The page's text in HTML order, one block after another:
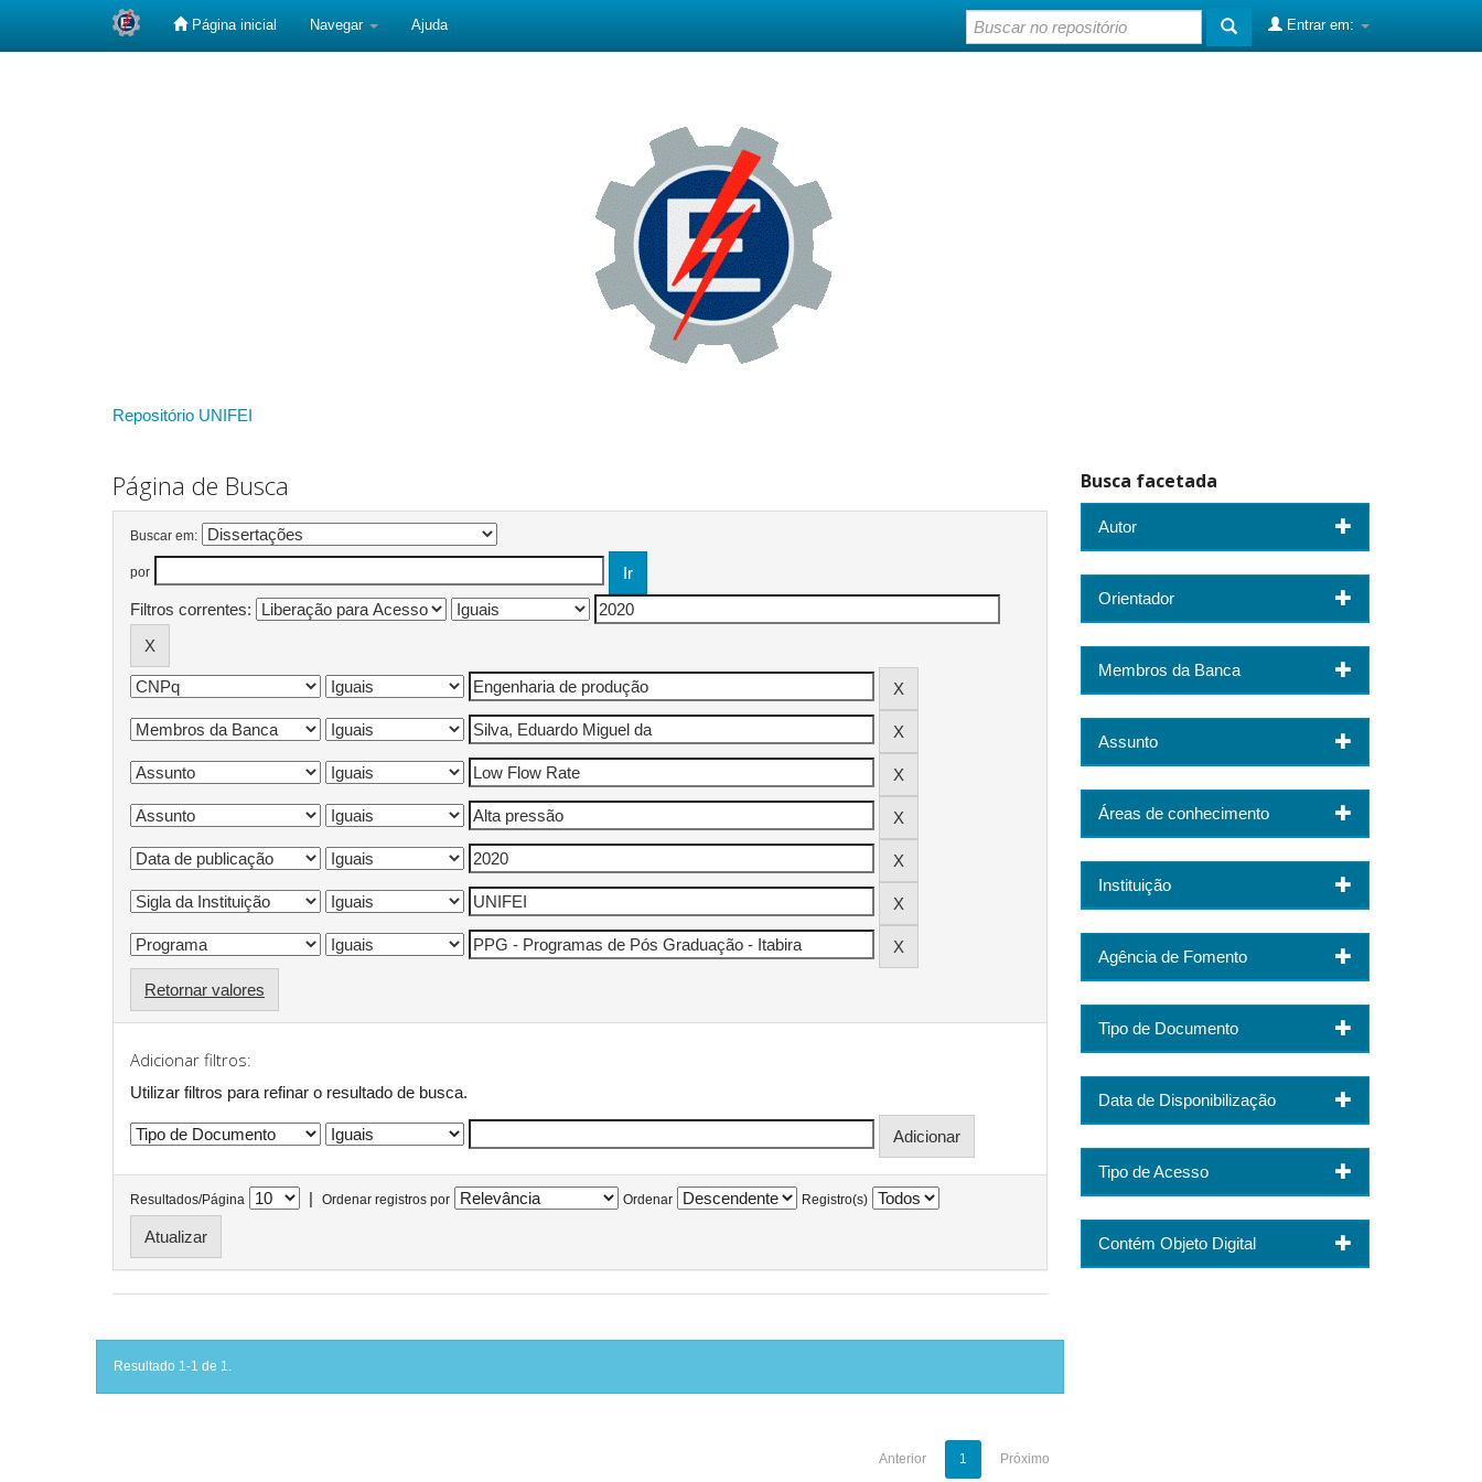
Página inicial Navegar Ajuda Entrar em:
Repositório UNIFEI
Página de Busca
Buscar em:
por
Filtros correntes:
Retornar valores
Adicionar filtros:
Utilizar filtros para refinar o resultado de busca.
Resultados/Página | Ordenar registros por Ordenar Registro(s)
Resultado 1-1 de 1.
Anterior 1 Próximo
Busca facetada
Autor
Orientador
Membros da Banca
Assunto
Áreas de conhecimento
Instituição
Agência de Fomento
Tipo de Documento
Data de Disponibilização
Tipo de Acesso
Contém Objeto Digital